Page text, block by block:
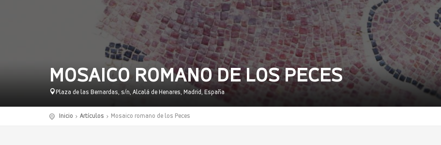
MOSAICO ROMANO DE LOS PECES
Plaza de las Bernardas, s/n, Alcalá de Henares, Madrid, España
Inicio Artículos Mosaico romano de los Peces